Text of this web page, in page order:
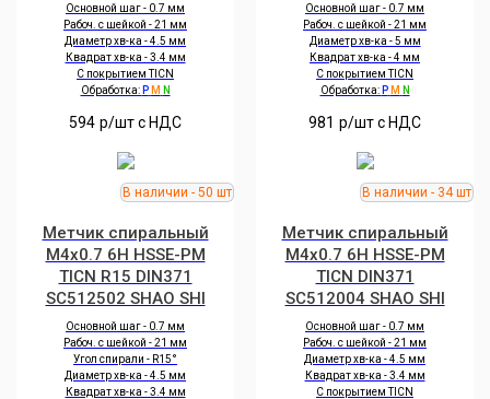
Основной шаг - 0.7 мм
Рабоч. с шейкой - 21 мм
Диаметр хв-ка - 4.5 мм
Квадрат хв-ка - 3.4 мм
С покрытием TICN
Обработка: P M N
594 р/шт c НДС
Основной шаг - 0.7 мм
Рабоч. с шейкой - 21 мм
Диаметр хв-ка - 5 мм
Квадрат хв-ка - 4 мм
С покрытием TICN
Обработка: P M N
981 р/шт c НДС
Метчик спиральный
M4x0.7 6H HSSE-PM
TICN R15 DIN371
SC512502 SHAO SHI
Основной шаг - 0.7 мм
Рабоч. с шейкой - 21 мм
Угол спирали - R15°
Диаметр хв-ка - 4.5 мм
Квадрат хв-ка - 3.4 мм
Метчик спиральный
M4x0.7 6H HSSE-PM
TICN DIN371
SC512004 SHAO SHI
Основной шаг - 0.7 мм
Рабоч. с шейкой - 21 мм
Диаметр хв-ка - 4.5 мм
Квадрат хв-ка - 3.4 мм
С покрытием TICN